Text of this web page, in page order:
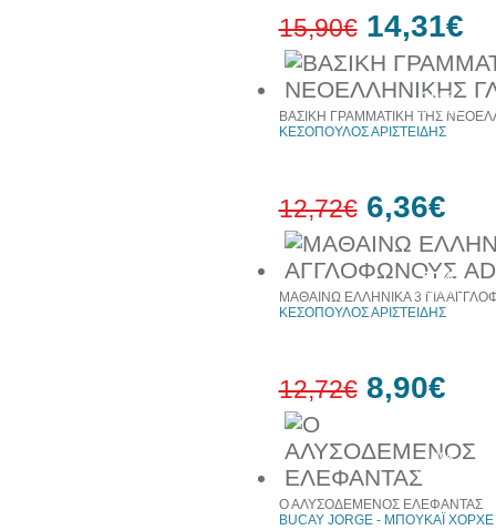
10%
έκπτωση
15,90€ 14,31€
50%
έκπτωση
ΒΑΣΙΚΗ ΓΡΑΜΜΑΤΙΚΗ ΤΗΣ
ΚΕΣΟΠΟΥΛΟΣ ΑΡΙΣΤΕΙΔΗΣ
12,72€ 6,36€
30%
έκπτωση
ΜΑΘΑΙΝΩ ΕΛΛΗΝΙΚΑ 3 ΓΙΑ
ΚΕΣΟΠΟΥΛΟΣ ΑΡΙΣΤΕΙΔΗΣ
12,72€ 8,90€
Ο ΑΛΥΣΟΔΕΜΕΝΟΣ ΕΛΕΦΑΝΤΑΣ
BUCAY JORGE - ΜΠΟΥΚΑΪ ΧΟΡΧΕ